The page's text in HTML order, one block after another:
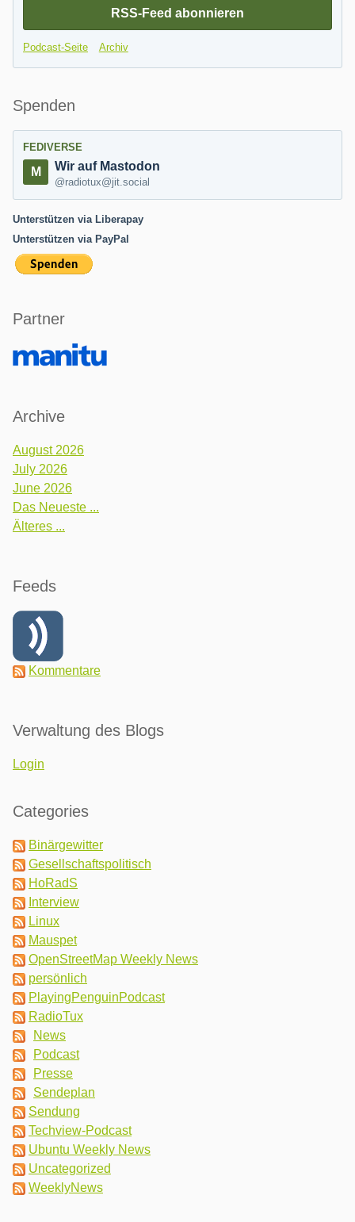
RSS-Feed abonnieren
Podcast-Seite Archiv
Spenden
FEDIVERSE
Wir auf Mastodon
@radiotux@jit.social
Unterstützen via Liberapay
Unterstützen via PayPal
Partner
Archive
August 2026
July 2026
June 2026
Das Neueste ...
Älteres ...
Feeds
Kommentare
Verwaltung des Blogs
Login
Categories
Binärgewitter
Gesellschaftspolitisch
HoRadS
Interview
Linux
Mauspet
OpenStreetMap Weekly News
persönlich
PlayingPenguinPodcast
RadioTux
News
Podcast
Presse
Sendeplan
Sendung
Techview-Podcast
Ubuntu Weekly News
Uncategorized
WeeklyNews